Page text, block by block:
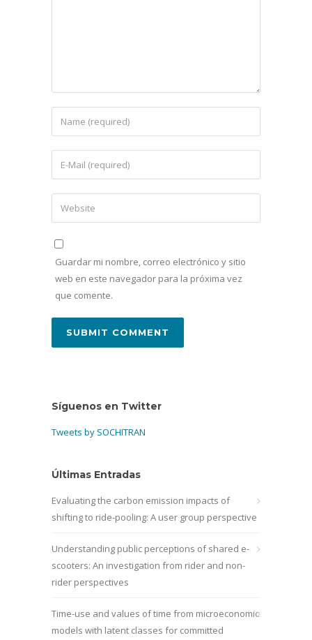
Guardar mi nombre, correo electrónico y sitio
web en este navegador para la próxima vez
que comente.
Síguenos en Twitter
Tweets by SOCHITRAN
Últimas Entradas
Evaluating the carbon emission impacts of
shifting to ride-pooling: A user group perspective
Understanding public perceptions of shared e-
scooters: An investigation from rider and non-
rider perspectives
Time-use and values of time from microeconomic
models with latent classes for committed